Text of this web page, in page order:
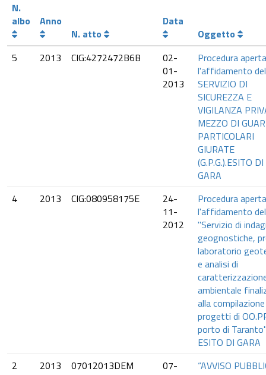
N.
albo
Anno
N. atto
Data
Oggetto
5
2013 CIG:4272472B6B
02-
01-
2013
Procedura
l'affidamento del
SERVIZIO DI
SICUREZZA E
VIGILANZA
MEZZO DI
PARTICOLARI
GIURATE
(G.P.G.).ESITO DI
GARA
4
2013 CIG:080958175E
24-
11-
2012
Procedura
l'affidamento del
"Servizio di
geognostiche,
laboratorio
e analisi di
ambientale
alla
progetti di
porto di
ESITO DI GARA
2
2013 07012013DEM
07-
“AVVISO